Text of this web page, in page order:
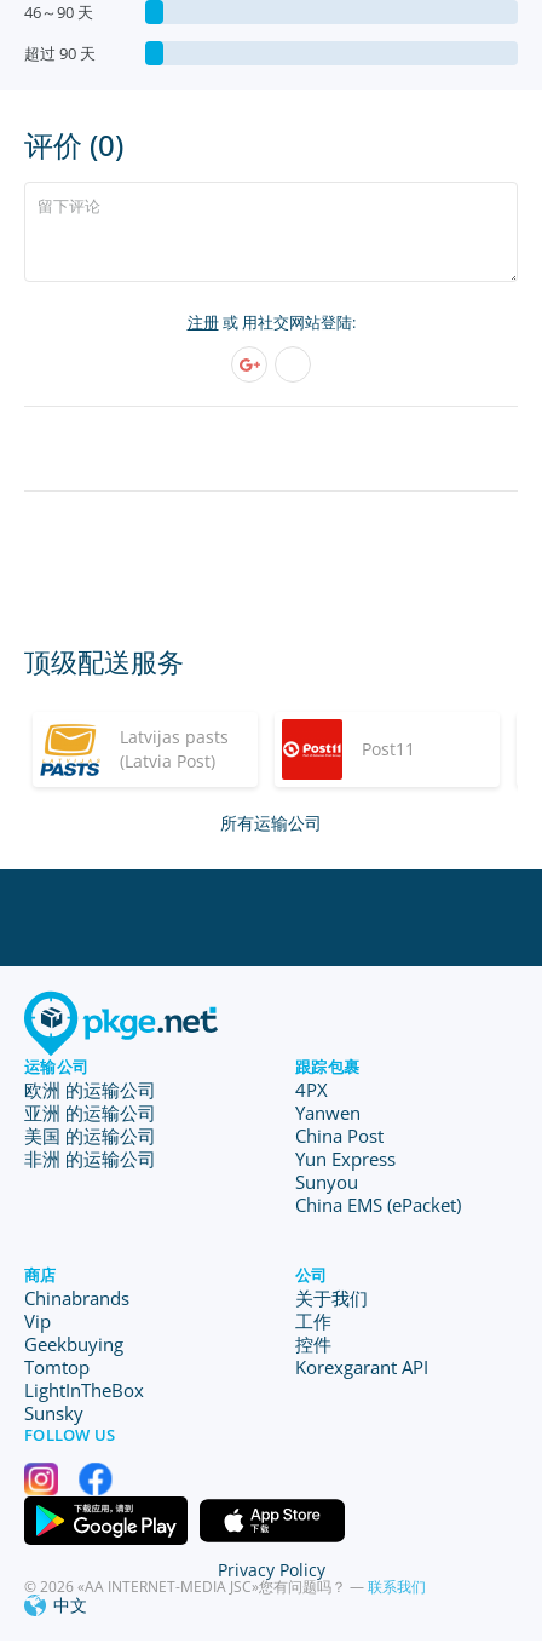
46～90 天
超过 90 天
评价 (0)
注册或 用社交网站登陆:
顶级配送服务
Latvijas pasts
(Latvia Post)
Post11
所有运输公司
运输公司
欧洲 的运输公司
亚洲 的运输公司
美国 的运输公司
非洲 的运输公司
跟踪包裹
4PX
Yanwen
China Post
Yun Express
Sunyou
China EMS (ePacket)
商店
Chinabrands
Vip
Geekbuying
Tomtop
LightInTheBox
Sunsky
公司
关于我们
工作
控件
Korexgarant API
FOLLOW US
© 2026 «AA INTERNET-MEDIA JSC»您有问题吗？ —联系我们
中文
Privacy Policy